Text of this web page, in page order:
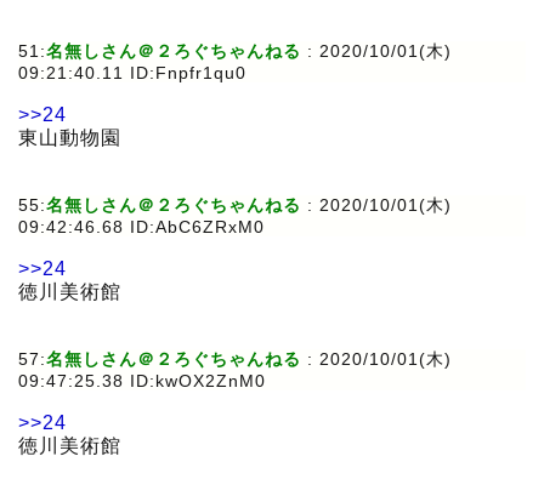
51:名無しさん＠２ろぐちゃんねる : 2020/10/01(木)
09:21:40.11 ID:Fnpfr1qu0
>>24
東山動物園
55:名無しさん＠２ろぐちゃんねる : 2020/10/01(木)
09:42:46.68 ID:AbC6ZRxM0
>>24
徳川美術館
57:名無しさん＠２ろぐちゃんねる : 2020/10/01(木)
09:47:25.38 ID:kwOX2ZnM0
>>24
徳川美術館